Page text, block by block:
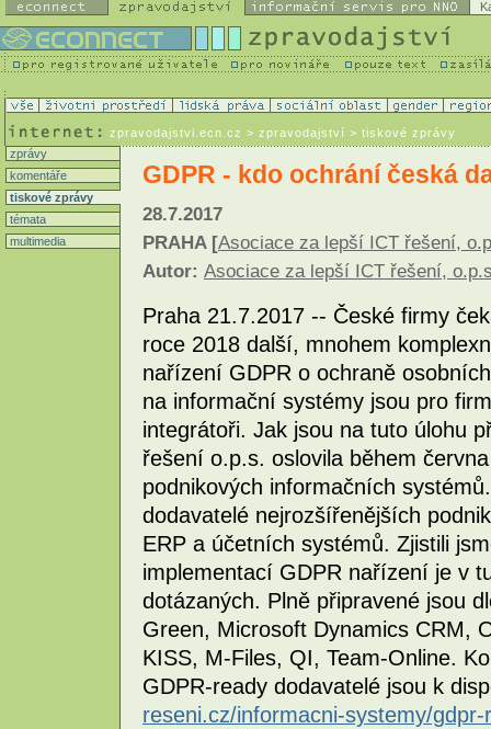
zpravodajstvi.ecn.cz > zpravodajství > tiskové zprávy
zprávy
komentáře
tiskové zprávy
témata
multimedia
GDPR - kdo ochrání česká
28.7.2017
PRAHA [Asociace za lepší ICT řešení,
Autor: Asociace za lepší ICT řešení,
Praha 21.7.2017 -- České firmy
roce 2018 další, mnohem
nařízení GDPR o ochraně
na informační systémy jsou pro
integrátoři. Jak jsou na tuto úlohu
řešení o.p.s. oslovila během
podnikových informačních
dodavatelé nejrozšířenějších
ERP a účetních systémů. Zjistili
implementací GDPR nařízení je v
dotázaných. Plně připravené jsou
Green, Microsoft Dynamics CRM,
KISS, M-Files, QI, Team-Online.
GDPR-ready dodavatelé jsou k
reseni.cz/informacni-systemy/